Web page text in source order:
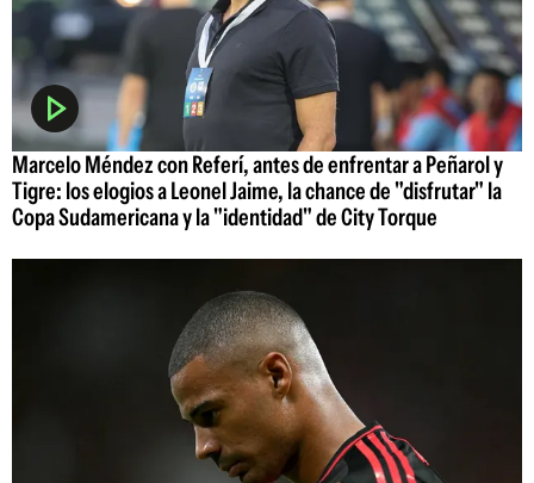
Marcelo Méndez con Referí, antes de enfrentar a Peñarol y
Tigre: los elogios a Leonel Jaime, la chance de "disfrutar" la
Copa Sudamericana y la "identidad" de City Torque